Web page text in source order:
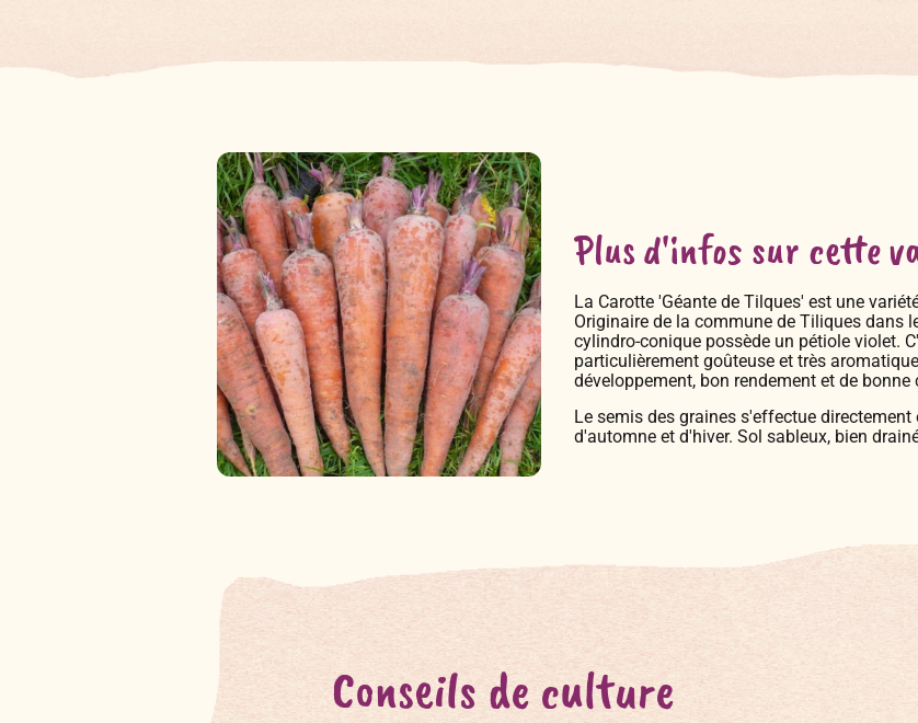
Plus d'infos sur cette
La Carotte 'Géante de Tilques' est une
Originaire de la commune de Tiliques dans
cylindro-conique possède un pétiole violet.
particulièrement goûteuse et très
développement, bon rendement et de bonne
Le semis des graines s'effectue
d'automne et d'hiver. Sol sableux, bien
Conseils de culture